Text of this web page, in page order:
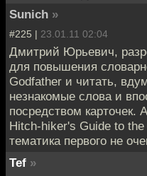
Sunich »
#225 | 23.01.11 02:04
Дмитрий Юрьевич,
для повышения
Godfather и читать,
незнакомые слова и
посредством карточек.
Hitch-hiker's Guide to
тематика первого не
Tef »